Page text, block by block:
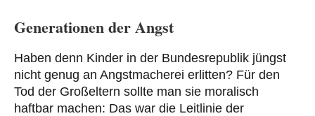
Generationen der Angst
Haben denn Kinder in der Bundesrepublik jüngst
nicht genug an Angstmacherei erlitten? Für den
Tod der Großeltern sollte man sie moralisch
haftbar machen: Das war die Leitlinie der